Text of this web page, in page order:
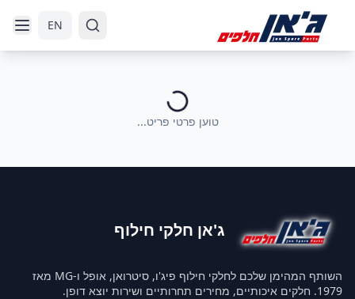
EN
טוען פרטי פריט...
ג'אן חלקי חילוף
השותף המהימן שלכם לחלקי חילוף פיג'ו, סיטרואן, אופל ו-MG מאז
1979. חלקים איכותיים, מחירים תחרותיים ושירות יוצא דופן.